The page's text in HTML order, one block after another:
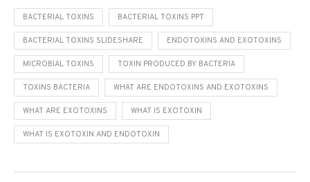
BACTERIAL TOXINS BACTERIAL TOXINS PPT
BACTERIAL TOXINS SLIDESHARE ENDOTOXINS AND EXOTOXINS
MICROBIAL TOXINS TOXIN PRODUCED BY BACTERIA
TOXINS BACTERIA WHAT ARE ENDOTOXINS AND EXOTOXINS
WHAT ARE EXOTOXINS WHAT IS EXOTOXIN
WHAT IS EXOTOXIN AND ENDOTOXIN